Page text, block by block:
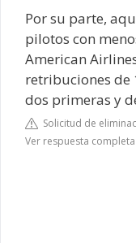
Por su parte,
pilotos con
American
retribuciones de
dos primeras y
Solicitud de
Ver respuesta